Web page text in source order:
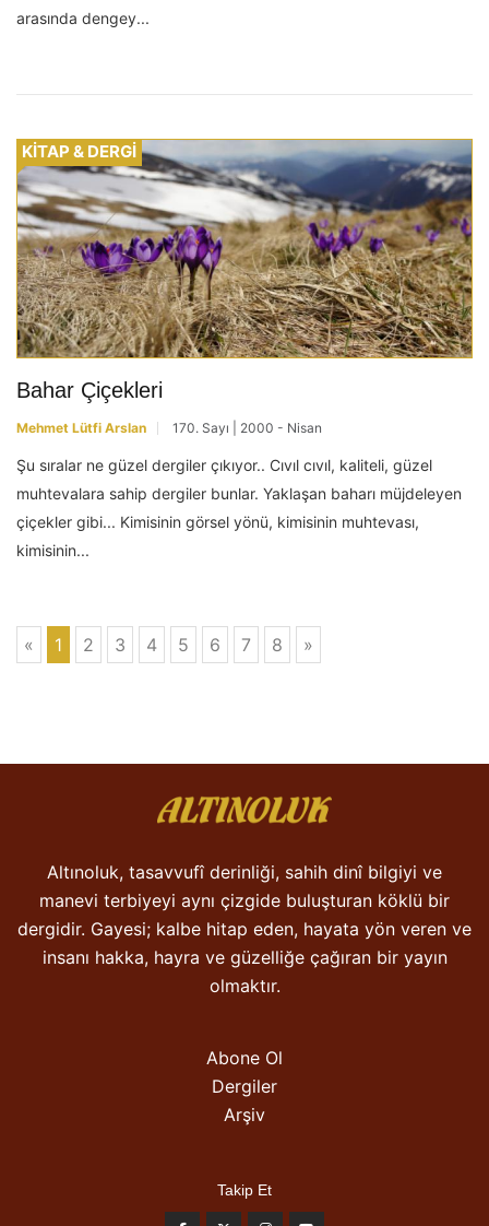
arasında dengey...
KİTAP & DERGİ
Bahar Çiçekleri
Mehmet Lütfi Arslan 170. Sayı | 2000 - Nisan
Şu sıralar ne güzel dergiler çıkıyor.. Cıvıl cıvıl, kaliteli, güzel
muhtevalara sahip dergiler bunlar. Yaklaşan baharı müjdeleyen
çiçekler gibi... Kimisinin görsel yönü, kimisinin muhtevası,
kimisinin...
« 1 2 3 4 5 6 7 8 »
Altınoluk, tasavvufî derinliği, sahih dinî bilgiyi ve
manevi terbiyeyi aynı çizgide buluşturan köklü bir
dergidir. Gayesi; kalbe hitap eden, hayata yön veren ve
insanı hakka, hayra ve güzelliğe çağıran bir yayın
olmaktır.
Abone Ol
Dergiler
Arşiv
Takip Et